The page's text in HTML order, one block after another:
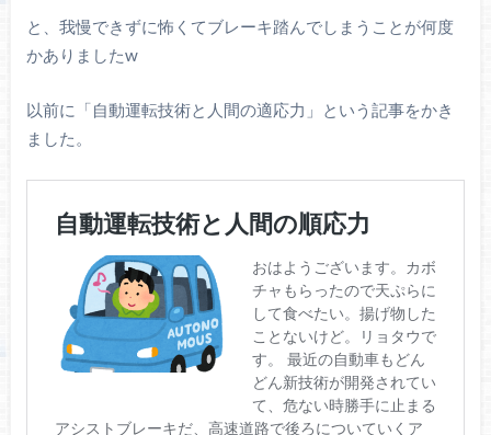
と、我慢できずに怖くてブレーキ踏んでしまうことが何度
かありましたw
以前に「自動運転技術と人間の適応力」という記事をかき
ました。